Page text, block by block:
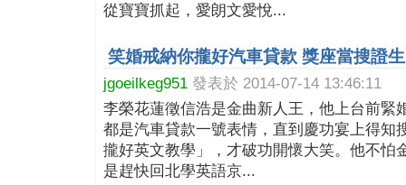
從寶寶抓起，愛朗文愛悅...
笑婚戒納你攏好汽車貸款 獎座當搜證
jgoeilkeg951 發表於 2014-07-14 13:46:11
李榮花蓮徵信浩是金曲新人王，他上台前緊
都是汽車貸款一號表情，直到慶功宴上得知
攏好英文教學」，才破功開懷大笑。他不怕
是趕快回北學英語京...